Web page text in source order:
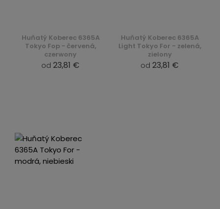
Huňatý Koberec 6365A
Tokyo Fop - červená,
czerwony
od 23,81 €
Huňatý Koberec 6365A
Light Tokyo For - zelená,
zielony
od 23,81 €